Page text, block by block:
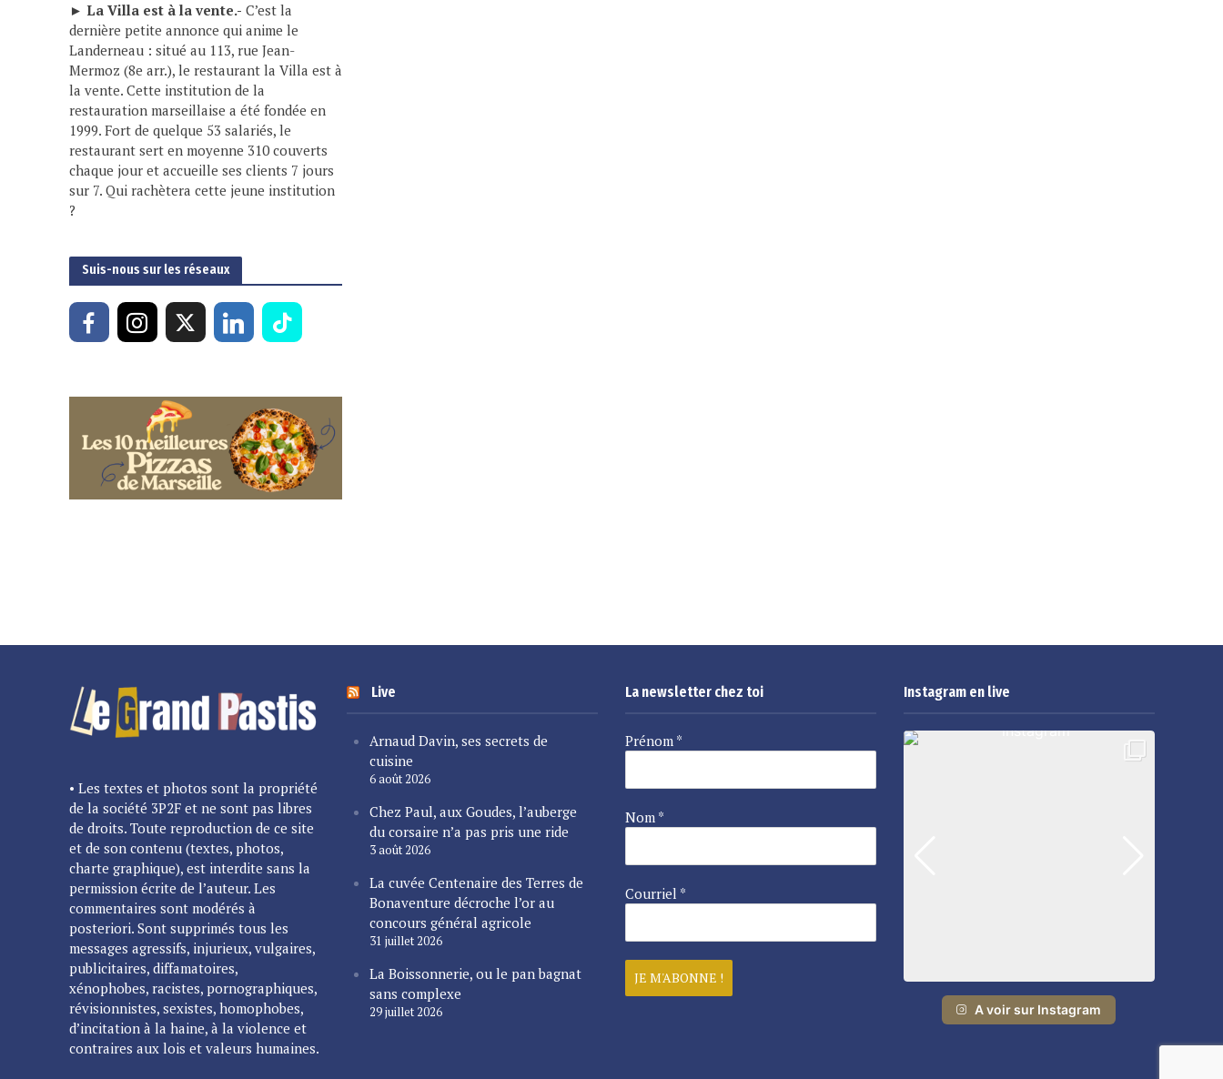
► La Villa est à la vente.- C’est la
dernière petite annonce qui anime le
Landerneau : situé au 113, rue Jean-
Mermoz (8e arr.), le restaurant la Villa est à
la vente. Cette institution de la
restauration marseillaise a été fondée en
1999. Fort de quelque 53 salariés, le
restaurant sert en moyenne 310 couverts
chaque jour et accueille ses clients 7 jours
sur 7. Qui rachètera cette jeune institution
?
Suis-nous sur les réseaux
• Les textes et photos sont la propriété
de la société 3P2F et ne sont pas libres
de droits. Toute reproduction de ce site
et de son contenu (textes, photos,
charte graphique), est interdite sans la
permission écrite de l’auteur. Les
commentaires sont modérés à
posteriori. Sont supprimés tous les
messages agressifs, injurieux, vulgaires,
publicitaires, diffamatoires,
xénophobes, racistes, pornographiques,
révisionnistes, sexistes, homophobes,
d’incitation à la haine, à la violence et
contraires aux lois et valeurs humaines.
Live
Arnaud Davin, ses secrets de
cuisine
6 août 2026
Chez Paul, aux Goudes, l’auberge
du corsaire n’a pas pris une ride
3 août 2026
La cuvée Centenaire des Terres de
Bonaventure décroche l’or au
concours général agricole
31 juillet 2026
La Boissonnerie, ou le pan bagnat
sans complexe
29 juillet 2026
La newsletter chez toi
Prénom *
Nom *
Courriel *
Instagram en live
A voir sur Instagram